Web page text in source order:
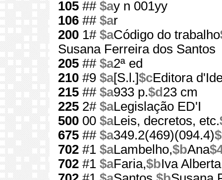
105 ## $ay n 001yy
106 ## $ar
200 1# $aCódigo do trabalho
Susana Ferreira dos Santos
205 ## $a2ª ed
210 #9 $a[S.l.]$cEditora
215 ## $a933 p.$d 23 cm
225 2# $aLegislação ED'I
500 00 $aLeis, decretos, etc.
675 ## $a349.2(469)(094.4)
702 #1 $aLambelho,$bAna
702 #1 $aFaria,$bIva